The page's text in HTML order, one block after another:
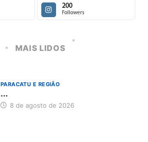
200
Followers
MAIS LIDOS
PARACATU E REGIÃO
...
8 de agosto de 2026